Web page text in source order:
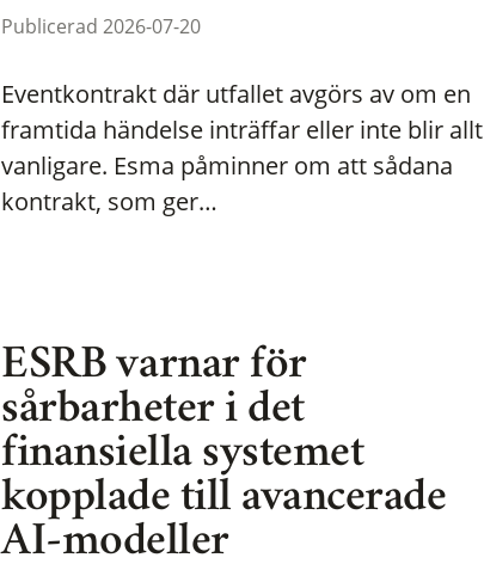
Publicerad 2026-07-20
Eventkontrakt där utfallet avgörs av om en
framtida händelse inträffar eller inte blir allt
vanligare. Esma påminner om att sådana
kontrakt, som ger…
ESRB varnar för
sårbarheter i det
finansiella systemet
kopplade till avancerade
AI-modeller